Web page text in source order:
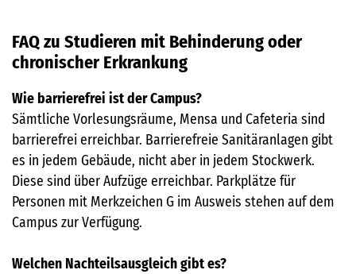
FAQ zu Studieren mit Behinderung oder
chronischer Erkrankung
Wie barrierefrei ist der Campus?
Sämtliche Vorlesungsräume, Mensa und Cafeteria sind
barrierefrei erreichbar. Barrierefreie Sanitäranlagen gibt
es in jedem Gebäude, nicht aber in jedem Stockwerk.
Diese sind über Aufzüge erreichbar. Parkplätze für
Personen mit Merkzeichen G im Ausweis stehen auf dem
Campus zur Verfügung.
Welchen Nachteilsausgleich gibt es?